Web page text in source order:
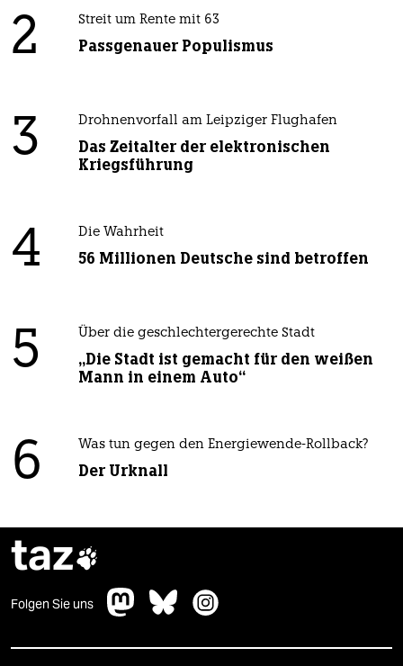
2 Streit um Rente mit 63
Passgenauer Populismus
3 Drohnenvorfall am Leipziger Flughafen
Das Zeitalter der elektronischen
Kriegsführung
4 Die Wahrheit
56 Millionen Deutsche sind betroffen
5 Über die geschlechtergerechte Stadt
„Die Stadt ist gemacht für den weißen
Mann in einem Auto“
6 Was tun gegen den Energiewende-Rollback?
Der Urknall
taz
Folgen Sie uns